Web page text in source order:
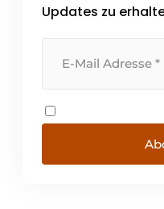
Updates zu